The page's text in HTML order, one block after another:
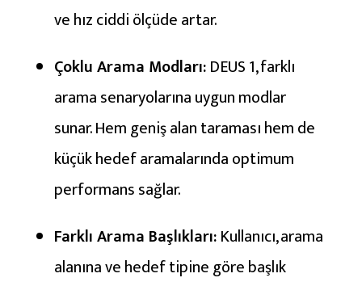
ı
c
ı
R
e
h
b
e
r
i
ve hız ciddi ölçüde artar.
Çoklu Arama Modları:DEUS 1, farklı
arama senaryolarına uygun modlar
sunar. Hem geniş alan taraması hem de
küçük hedef aramalarında optimum
performans sağlar.
Farklı Arama Başlıkları:Kullanıcı, arama
alanına ve hedef tipine göre başlık